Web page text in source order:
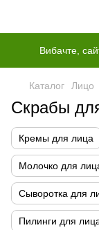
Вибачте,
Каталог Лицо
Скрабы
Кремы для лица
Молочко для
Сыворотка для
Пилинги для